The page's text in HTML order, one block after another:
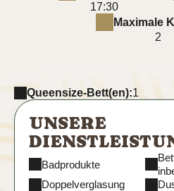
17:30
Maximale
2
Queensize-Bett(en):1
UNSERE
Badprodukte
Doppelverglasung